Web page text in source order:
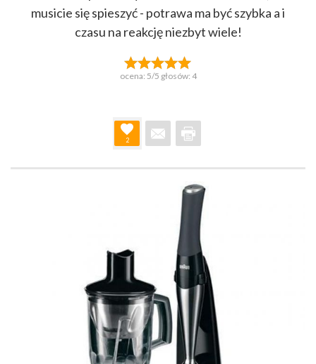
musicie się spieszyć - potrawa ma być szybka a i
czasu na reakcję niezbyt wiele!
ocena: 5/5 głosów: 4
2